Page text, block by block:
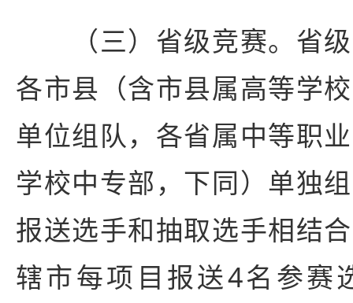
（三）省级竞赛。省级
各市县（含市县属高等学
单位组队，各省属中等职
学校中专部，下同）单独
报送选手和抽取选手相结
辖市每项目报送4名参赛